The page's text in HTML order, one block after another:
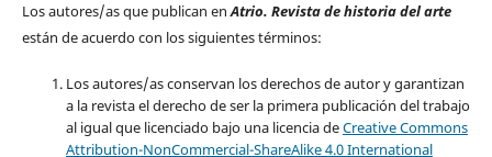
Los autores/as que publican enAtrio. Revista de historia del arte
están de acuerdo con los siguientes términos:
Los autores/as conservan los derechos de autor y garantizan
a la revista el derecho de ser la primera publicación del trabajo
al igual que licenciado bajo una licencia deCreative Commons
Attribution-NonCommercial-ShareAlike 4.0 International